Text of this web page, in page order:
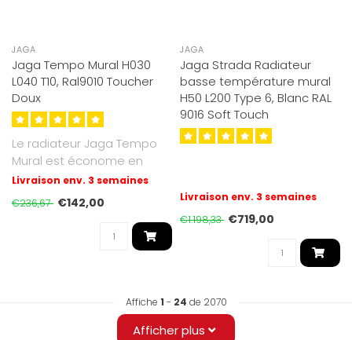
JAGA
Jaga Tempo Mural H030
L040 T10, Ral9010 Toucher
Doux
Le radiateur Jaga Tempo
Mural est économe en
énergie et à basse
température,..
Livraison env. 3 semaines
€236,67 €142,00
JAGA
Jaga Strada Radiateur
basse température mural
H50 L200 Type 6, Blanc RAL
9016 Soft Touch
Livraison env. 3 semaines
€1.198,33 €719,00
Affiche 1 - 24 de 2070
Afficher plus